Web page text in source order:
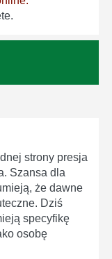
strony presja
Szansa dla
że dawne
Dziś
specyfikę
osobę